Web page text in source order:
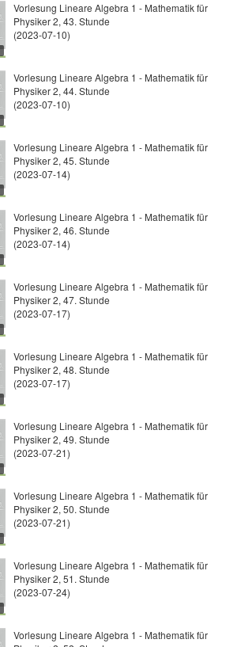
Vorlesung Lineare Algebra 1 - Mathematik für
Physiker 2, 43. Stunde
(2023-07-10)
Vorlesung Lineare Algebra 1 - Mathematik für
Physiker 2, 44. Stunde
(2023-07-10)
Vorlesung Lineare Algebra 1 - Mathematik für
Physiker 2, 45. Stunde
(2023-07-14)
Vorlesung Lineare Algebra 1 - Mathematik für
Physiker 2, 46. Stunde
(2023-07-14)
Vorlesung Lineare Algebra 1 - Mathematik für
Physiker 2, 47. Stunde
(2023-07-17)
Vorlesung Lineare Algebra 1 - Mathematik für
Physiker 2, 48. Stunde
(2023-07-17)
Vorlesung Lineare Algebra 1 - Mathematik für
Physiker 2, 49. Stunde
(2023-07-21)
Vorlesung Lineare Algebra 1 - Mathematik für
Physiker 2, 50. Stunde
(2023-07-21)
Vorlesung Lineare Algebra 1 - Mathematik für
Physiker 2, 51. Stunde
(2023-07-24)
Vorlesung Lineare Algebra 1 - Mathematik für